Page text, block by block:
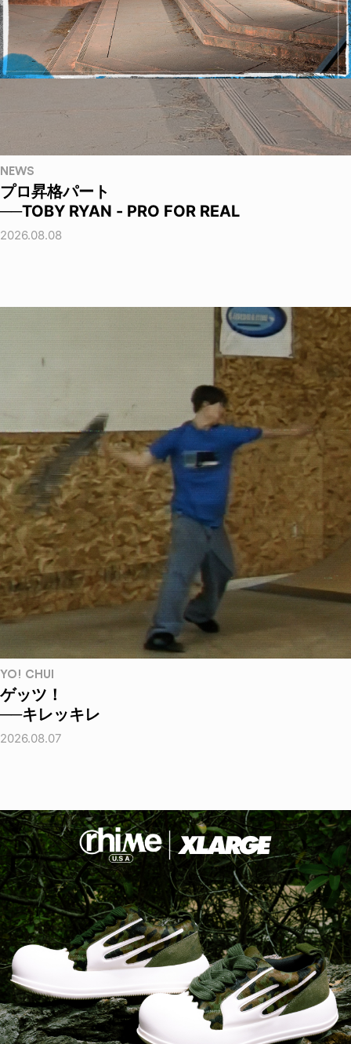
NEWS
プロ昇格パート
──TOBY RYAN - PRO FOR REAL
2026.08.08
YO! CHUI
ゲッツ！
──キレッキレ
2026.08.07